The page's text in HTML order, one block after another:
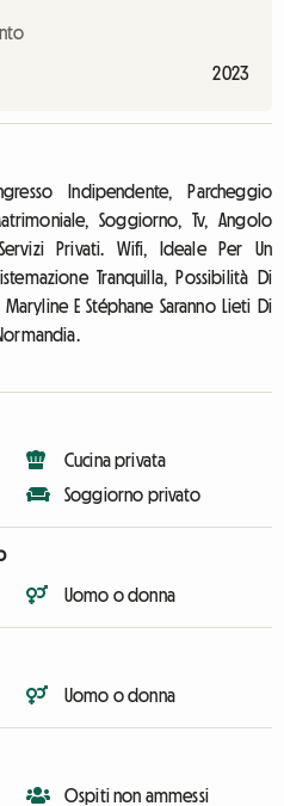
2023
Indipendente, Parcheggio
Soggiorno, Tv, Angolo
Privati. Wifi, Ideale Per Un
Tranquilla, Possibilità Di
E Stéphane Saranno Lieti Di
Cucina privata
Soggiorno privato
Uomo o donna
Uomo o donna
Ospiti non ammessi